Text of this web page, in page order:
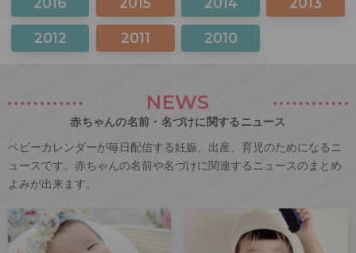
2012 2011 2010
NEWS
赤ちゃんの名前・名づけに関するニュース
ベビーカレンダーが毎日配信する妊娠、出産、育児のためになるニ
ュースです。赤ちゃんの名前や名づけに関連するニュースのまとめ
よみが出来ます。